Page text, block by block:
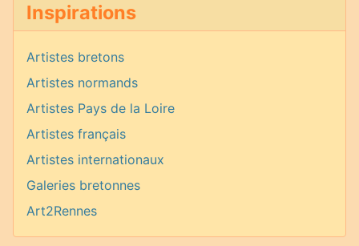
Inspirations
Artistes bretons
Artistes normands
Artistes Pays de la Loire
Artistes français
Artistes internationaux
Galeries bretonnes
Art2Rennes